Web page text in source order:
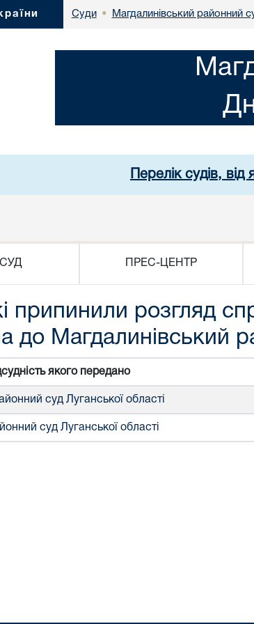
Суди • Магдалинівський районний
Перелік судів,
ПРЕС-ЦЕНТР
припинили розгляд
до Магдалинівський
якого передано
суд Луганської області
суд Луганської області